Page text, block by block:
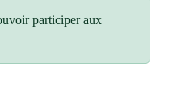
participer aux